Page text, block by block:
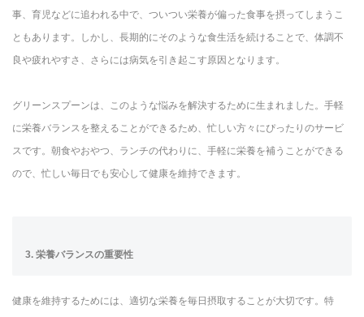
事、育児などに追われる中で、ついつい栄養が偏った食事を摂ってしまうこ
ともあります。しかし、長期的にそのような食生活を続けることで、体調不
良や疲れやすさ、さらには病気を引き起こす原因となります。
グリーンスプーンは、このような悩みを解決するために生まれました。手軽
に栄養バランスを整えることができるため、忙しい方々にぴったりのサービ
スです。朝食やおやつ、ランチの代わりに、手軽に栄養を補うことができる
ので、忙しい毎日でも安心して健康を維持できます。
3. 栄養バランスの重要性
健康を維持するためには、適切な栄養を毎日摂取することが大切です。特